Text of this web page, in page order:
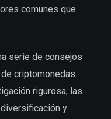
comunes que
serie de consejos
criptomonedas.
rigurosa, las
y